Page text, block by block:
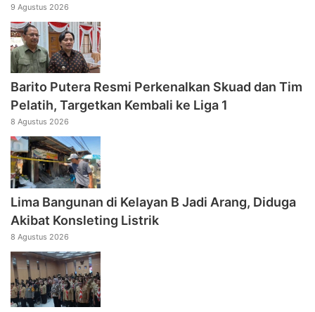
9 Agustus 2026
Barito Putera Resmi Perkenalkan Skuad dan Tim
Pelatih, Targetkan Kembali ke Liga 1
8 Agustus 2026
Lima Bangunan di Kelayan B Jadi Arang, Diduga
Akibat Konsleting Listrik
8 Agustus 2026